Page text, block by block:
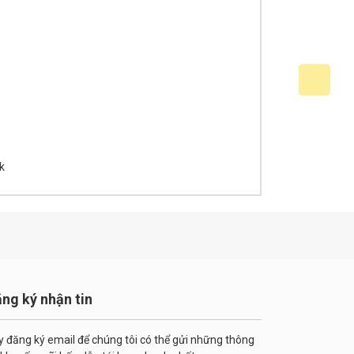
ký nhận tin
đăng ký email để chúng tôi có thể gửi những thông